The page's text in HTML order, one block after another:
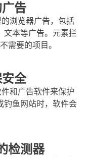
告
浏览器广告，包括
文本等广告。元素拦
需要的项目。
全
和广告软件来保护
钓鱼网站时，软件会
检测器